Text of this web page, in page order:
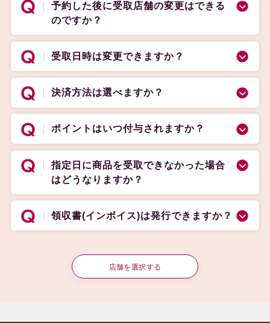
予約した後に受取店舗の変更はできる
のですか？
受取日時は変更できますか？
決済方法は選べますか？
ポイントはいつ付与されますか？
指定日に商品を受取できなかった場合
はどうなりますか？
領収書(インボイス)は発行できますか？
店舗を選択する